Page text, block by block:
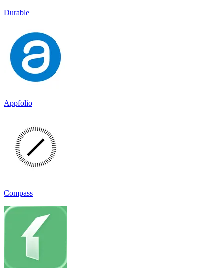
Durable
Appfolio
Compass